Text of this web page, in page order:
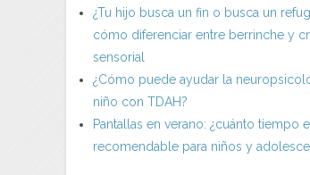
¿Tu hijo busca un fin o busca un
cómo diferenciar entre berrinche y
sensorial
¿Cómo puede ayudar la
niño con TDAH?
Pantallas en verano: ¿cuánto tiempo
recomendable para niños y